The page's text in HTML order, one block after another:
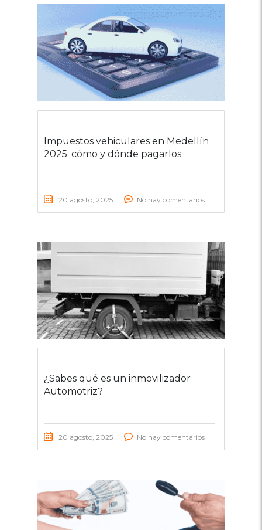
Impuestos vehiculares en Medellín
2025: cómo y dónde pagarlos
20 agosto, 2025 No hay comentarios
¿Sabes qué es un inmovilizador
Automotriz?
20 agosto, 2025 No hay comentarios